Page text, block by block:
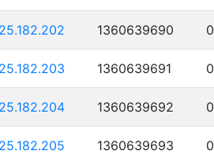
1360639690 0
1360639691 0
1360639692 0
1360639693 0